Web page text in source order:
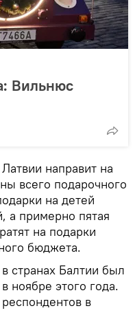
Вильнюс
направит на
всего подарочного
на детей
а примерно пятая
на подарки
бюджета.
странах Балтии был
ноябре этого года.
в